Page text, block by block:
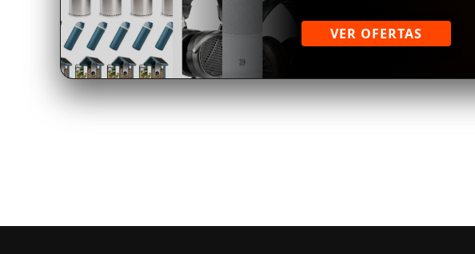
VER OFERTAS